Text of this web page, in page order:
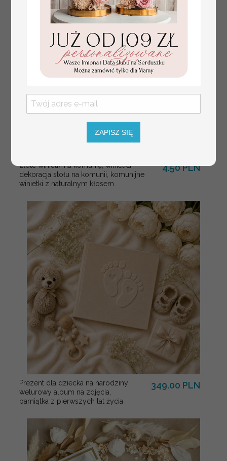
złote winietki na komunię, winietka
dekoracja stołu na komunii, komunijne
winietki z naturalnym kłosem
4.50 PLN
Prezent dla dziecka na narodziny
welurowy album na zdjęcia,
pamiątka z pierwszych lat życia
349.00 PLN
ZAPISZ SIĘ